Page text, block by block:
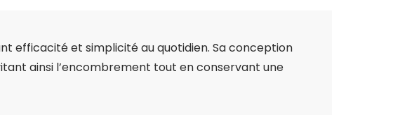
efficacité et simplicité au quotidien. Sa conception
ainsi l’encombrement tout en conservant une